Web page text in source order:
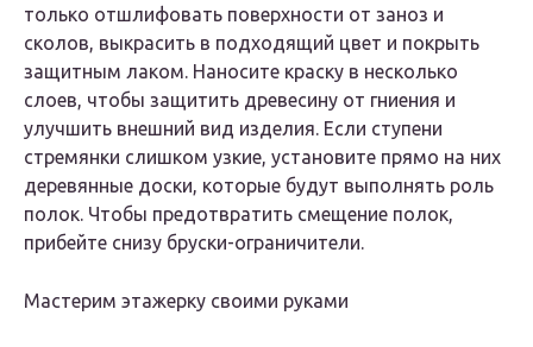
только отшлифовать поверхности от заноз и
сколов, выкрасить в подходящий цвет и покрыть
защитным лаком. Наносите краску в несколько
слоев, чтобы защитить древесину от гниения и
улучшить внешний вид изделия. Если ступени
стремянки слишком узкие, установите прямо на них
деревянные доски, которые будут выполнять роль
полок. Чтобы предотвратить смещение полок,
прибейте снизу бруски-ограничители.
Мастерим этажерку своими руками